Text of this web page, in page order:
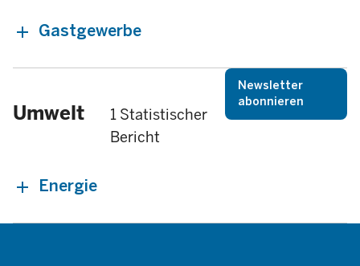
Gastgewerbe
Umwelt
1 Statistischer
Bericht
Newsletter
abonnieren
Energie